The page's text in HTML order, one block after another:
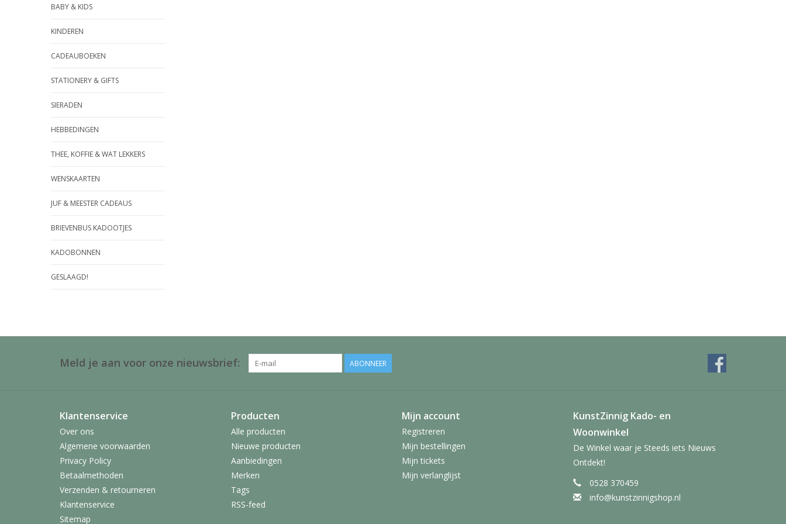
BABY & KIDS
KINDEREN
CADEAUBOEKEN
STATIONERY & GIFTS
SIERADEN
HEBBEDINGEN
THEE, KOFFIE & WAT LEKKERS
WENSKAARTEN
JUF & MEESTER CADEAUS
BRIEVENBUS KADOOTJES
KADOBONNEN
GESLAAGD!
Meld je aan voor onze nieuwsbrief: ABONNEER
Klantenservice
Over ons
Algemene voorwaarden
Privacy Policy
Betaalmethoden
Verzenden & retourneren
Klantenservice
Sitemap
Producten
Alle producten
Nieuwe producten
Aanbiedingen
Merken
Tags
RSS-feed
Mijn account
Registreren
Mijn bestellingen
Mijn tickets
Mijn verlanglijst
KunstZinnig Kado- en
Woonwinkel
De Winkel waar je Steeds iets Nieuws
Ontdekt!
0528 370459
info@kunstzinnigshop.nl